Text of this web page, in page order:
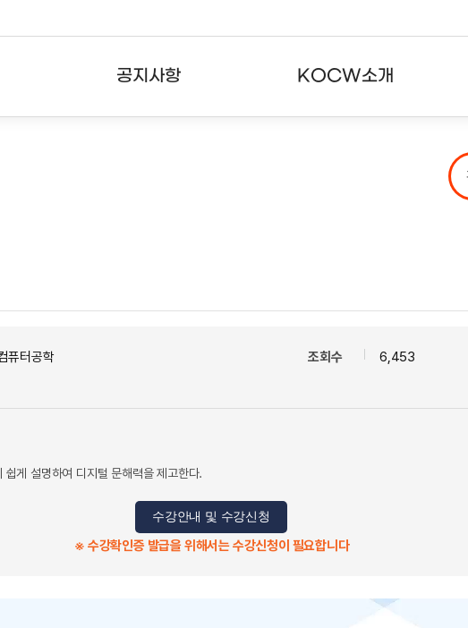
공지사항 KOCW소개
퓨터공학
조회수 6,453
게 설명하여 디지털 문해력을 제고한다.
수강안내 및 수강신청
※ 수강확인증 발급을 위해서는 수강신청이 필요합니다